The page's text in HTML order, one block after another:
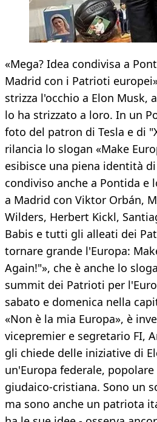
«Mega? Idea condivisa a
Madrid con i Patrioti
strizza l'occhio a Elon Musk,
lo ha strizzato a loro. In un
foto del patron di Tesla e di
rilancia lo slogan «Make
esibisce una piena identità
condiviso anche a Pontida e
a Madrid con Viktor Orbán,
Wilders, Herbert Kickl,
Babis e tutti gli alleati dei
tornare grande l'Europa:
Again!"», che è anche lo
summit dei Patrioti per
sabato e domenica nella
«Non è la mia Europa», è
vicepremier e segretario FI,
gli chiede delle iniziative di
un'Europa federale,
giudaico-cristiana. Sono un
ma sono anche un patriota